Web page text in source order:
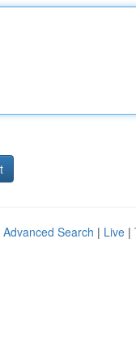
Advanced Search | Live |